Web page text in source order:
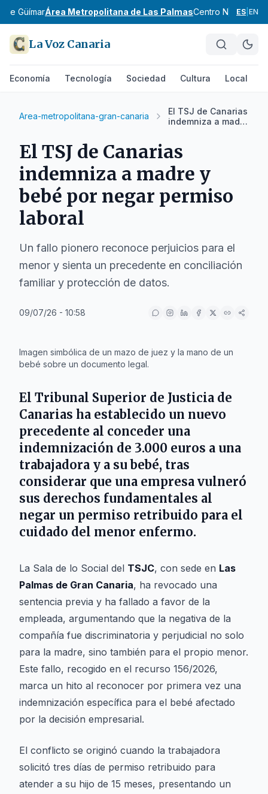
de GüímarÁrea Metropolitana de Las PalmasCentro Norte de
ES EN
La Voz Canaria
Economía Tecnología Sociedad Cultura Local
Area-metropolitana-gran-canaria
El TSJ de Canarias
indemniza a madre
El TSJ de Canarias
indemniza a madre y
bebé por negar permiso
laboral
Un fallo pionero reconoce perjuicios para el
menor y sienta un precedente en conciliación
familiar y protección de datos.
09/07/26 - 10:58
Imagen simbólica de un mazo de juez y la mano de un
bebé sobre un documento legal.
El Tribunal Superior de Justicia de
Canarias ha establecido un nuevo
precedente al conceder una
indemnización de 3.000 euros a una
trabajadora y a su bebé, tras
considerar que una empresa vulneró
sus derechos fundamentales al
negar un permiso retribuido para el
cuidado del menor enfermo.
La Sala de lo Social del TSJC, con sede en Las
Palmas de Gran Canaria, ha revocado una
sentencia previa y ha fallado a favor de la
empleada, argumentando que la negativa de la
compañía fue discriminatoria y perjudicial no solo
para la madre, sino también para el propio menor.
Este fallo, recogido en el recurso 156/2026,
marca un hito al reconocer por primera vez una
indemnización específica para el bebé afectado
por la decisión empresarial.
El conflicto se originó cuando la trabajadora
solicitó tres días de permiso retribuido para
atender a su hijo de 15 meses, presentando un